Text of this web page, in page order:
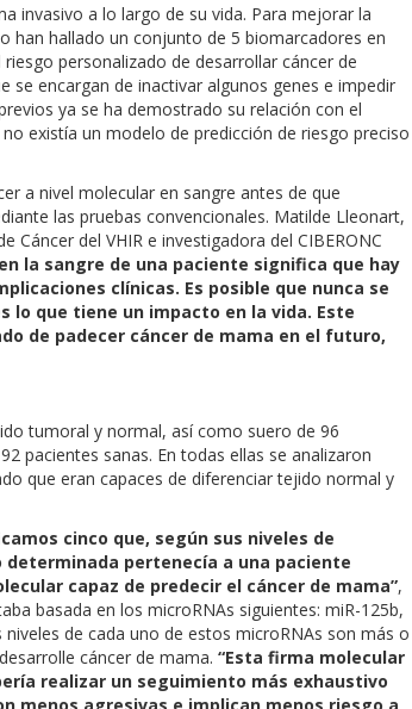
invasivo a lo largo de su vida. Para mejorar la
han hallado un conjunto de 5 biomarcadores en
personalizado de desarrollar cáncer de
se encargan de inactivar algunos genes e impedir
ya se ha demostrado su relación con el
existía un modelo de predicción de riesgo preciso
a nivel molecular en sangre antes de que
las pruebas convencionales. Matilde Lleonart,
del VHIR e investigadora del CIBERONC
la sangre de una paciente significa que hay
clínicas. Es posible que nunca se
lo que tiene un impacto en la vida. Este
de padecer cáncer de mama en el futuro,
tumoral y normal, así como suero de 96
pacientes sanas. En todas ellas se analizaron
que eran capaces de diferenciar tejido normal y
cinco que, según sus niveles de
pertenecía a una paciente
capaz de predecir el cáncer de mama”,
basada en los microRNAs siguientes: miR-125b,
de cada uno de estos microRNAs son más o
cáncer de mama. “Esta firma molecular
realizar un seguimiento más exhaustivo
menos agresivas e implican menos riesgo a